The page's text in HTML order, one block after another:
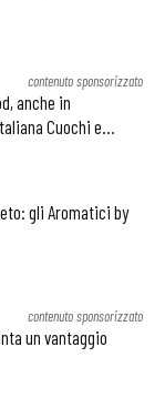
contenuto sponsorizzato
anche in
Cuochi e...
gli Aromatici by
contenuto sponsorizzato
un vantaggio